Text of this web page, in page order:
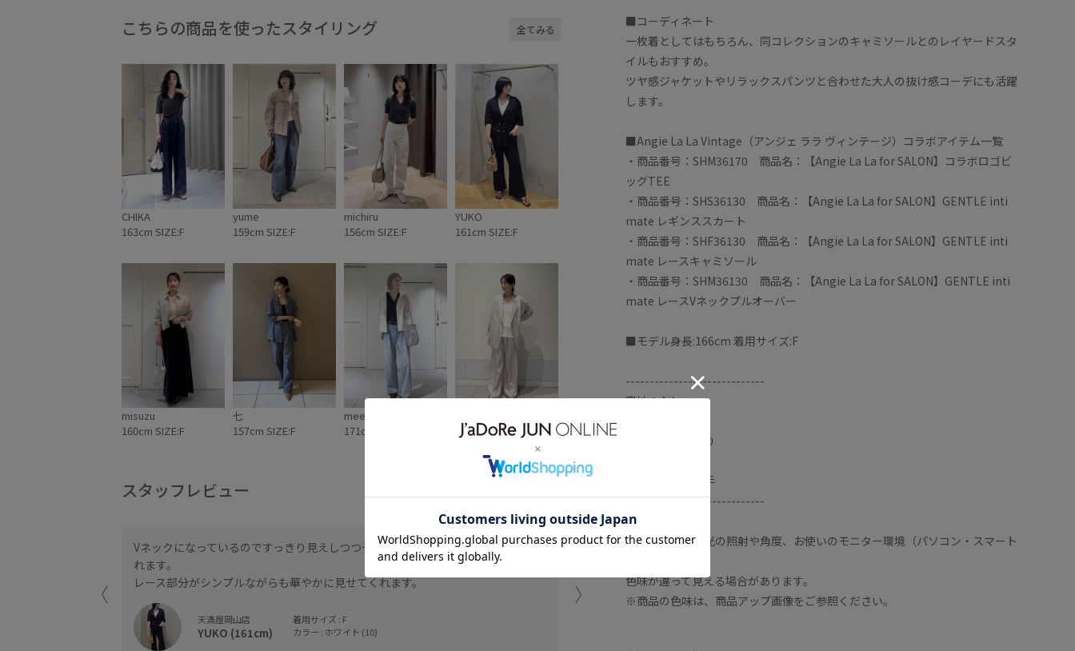
こちらの商品を使ったスタイリング 全てみる
CHIKA
163cm SIZE:F
yume
159cm SIZE:F
michiru
156cm SIZE:F
YUKO
161cm SIZE:F
misuzu
160cm SIZE:F
七
157cm SIZE:F
mee
171cm SIZE:F
154cm SIZE:F
スタッフレビュー
Vネックになっているのですっきり見えしつつデコルテラインをきれいに見せてく
れます。
レース部分がシンプルながらも華やかに見せてくれます。
天満屋岡山店
YUKO (161cm)
着用サイズ : F
カラー : ホワイト (10)
【サイズ感】
腕が完全に隠れ、脇も見えません。
【着心地】
■コーディネート
一枚着としてはもちろん、同コレクションのキャミソールとのレイヤードスタ
イルもおすすめ。
ツヤ感ジャケットやリラックスパンツと合わせた大人の抜け感コーデにも活躍
します。
■Angie La La Vintage（アンジェ ララ ヴィンテージ）コラボアイテム一覧
・商品番号：SHM36170 商品名：【Angie La La for SALON】コラボロゴビ
ッグTEE
・商品番号：SHS36130 商品名：【Angie La La for SALON】GENTLE inti
mate レギンススカート
・商品番号：SHF36130 商品名：【Angie La La for SALON】GENTLE inti
mate レースキャミソール
・商品番号：SHM36130 商品名：【Angie La La for SALON】GENTLE inti
mate レースVネックプルオーバー
■モデル身長:166cm 着用サイズ:F
-----------------------------
裏地：なし
透け感：ややあり
生地の厚さ：薄手
-----------------------------
※画像の商品は光の照射や角度、お使いのモニター環境（パソコン・スマート
色味が違って見える場合があります。
※商品の色味は、商品アップ画像をご参照ください。